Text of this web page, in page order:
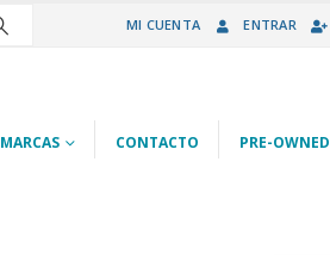
MI CUENTA ENTRAR
MARCAS CONTACTO PRE-OWNED